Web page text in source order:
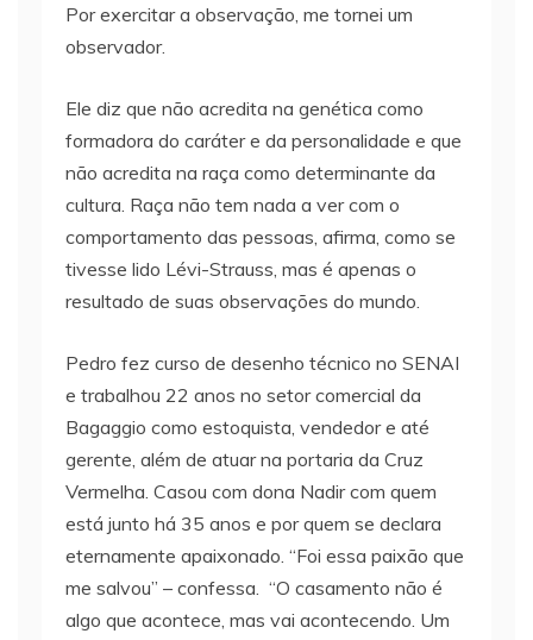
Por exercitar a observação, me tornei um
observador.
Ele diz que não acredita na genética como
formadora do caráter e da personalidade e que
não acredita na raça como determinante da
cultura. Raça não tem nada a ver com o
comportamento das pessoas, afirma, como se
tivesse lido Lévi-Strauss, mas é apenas o
resultado de suas observações do mundo.
Pedro fez curso de desenho técnico no SENAI
e trabalhou 22 anos no setor comercial da
Bagaggio como estoquista, vendedor e até
gerente, além de atuar na portaria da Cruz
Vermelha. Casou com dona Nadir com quem
está junto há 35 anos e por quem se declara
eternamente apaixonado. “Foi essa paixão que
me salvou” – confessa. “O casamento não é
algo que acontece, mas vai acontecendo. Um